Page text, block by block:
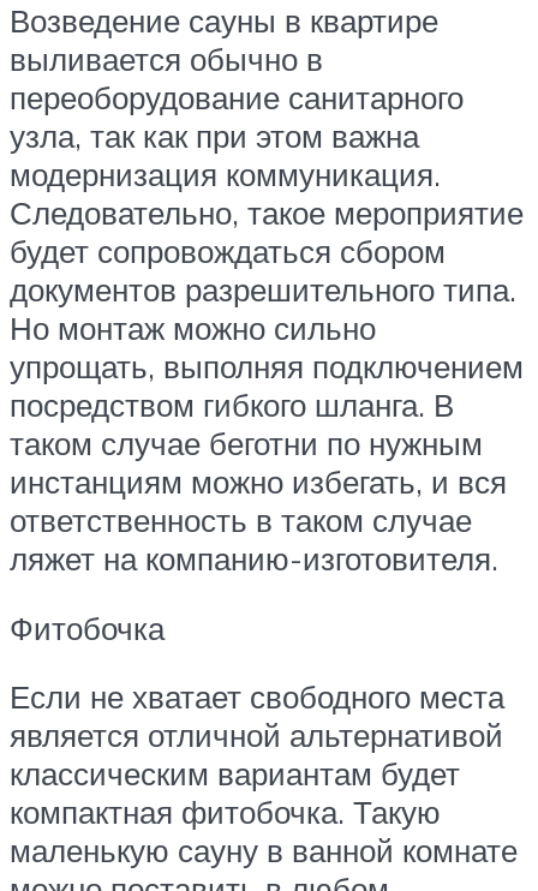
Возведение сауны в квартире
выливается обычно в
переоборудование санитарного
узла, так как при этом важна
модернизация коммуникация.
Следовательно, такое мероприятие
будет сопровождаться сбором
документов разрешительного типа.
Но монтаж можно сильно
упрощать, выполняя подключением
посредством гибкого шланга. В
таком случае беготни по нужным
инстанциям можно избегать, и вся
ответственность в таком случае
ляжет на компанию-изготовителя.
Фитобочка
Если не хватает свободного места
является отличной альтернативой
классическим вариантам будет
компактная фитобочка. Такую
маленькую сауну в ванной комнате